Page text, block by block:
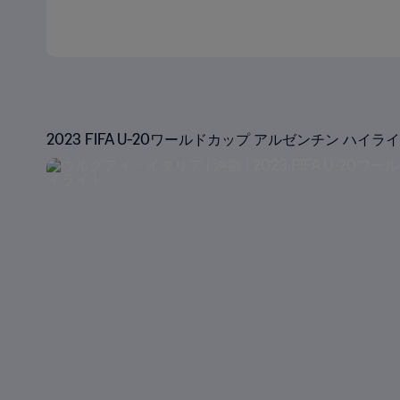
2023 FIFA U-20ワールドカップ アルゼンチン ハイラ